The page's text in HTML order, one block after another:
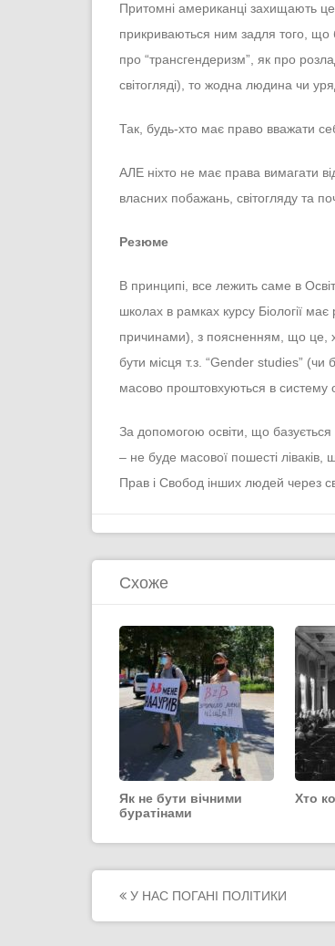
Притомні американці захищають це
прикриваються ним задля того, що
про “трансгендеризм”, як про
світогляді), то жодна людина чи
Так, будь-хто має право вважати
АЛЕ ніхто не має права вимагати
власних побажань, світогляду та
Резюме
В принципі, все лежить саме в
школах в рамках курсу Біології
причинами), з поясненням, що це,
бути місця т.з. “Gender studies” (чи
масово проштовхуються в систему
За допомогою освіти, що
– не буде масової пошесті
Прав і Свобод інших людей через
Схоже
Як не бути вічними
буратінами
Хто
Post
navigation
У НАС ПОГАНІ ПОЛІТИКИ